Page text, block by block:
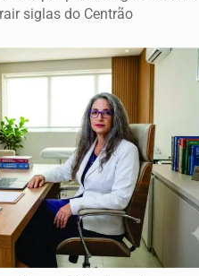
siglas do Centrão